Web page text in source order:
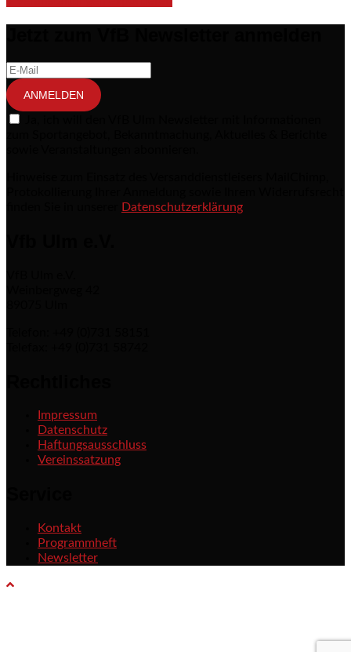
ANMELDEN
Datenschutzerklärung
Impressum
Datenschutz
Haftungsausschluss
Vereinssatzung
Kontakt
Programmheft
Newsletter